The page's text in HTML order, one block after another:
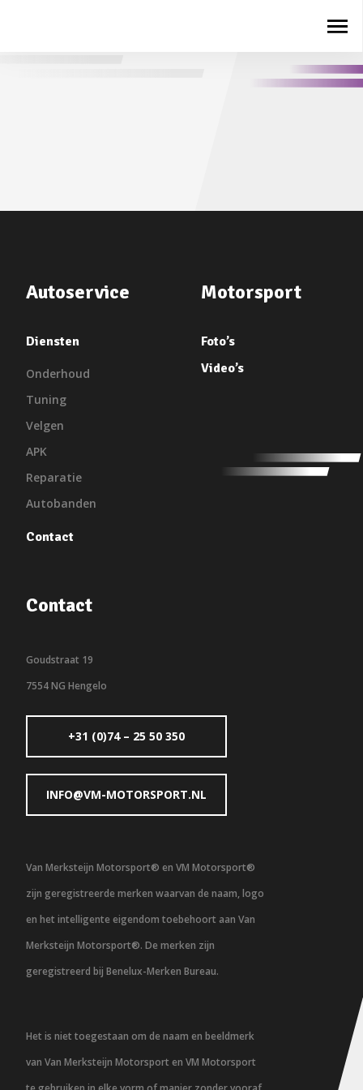
Autoservice
Diensten
Onderhoud
Tuning
Velgen
APK
Reparatie
Autobanden
Contact
Motorsport
Foto’s
Video’s
Contact
Goudstraat 19
7554 NG Hengelo
+31 (0)74 – 25 50 350
INFO@VM-MOTORSPORT.NL
Van Merksteijn Motorsport® en VM Motorsport®
zijn geregistreerde merken waarvan de naam, logo
en het intelligente eigendom toebehoort aan Van
Merksteijn Motorsport®. De merken zijn
geregistreerd bij Benelux-Merken Bureau.
Het is niet toegestaan om de naam en beeldmerk
van Van Merksteijn Motorsport en VM Motorsport